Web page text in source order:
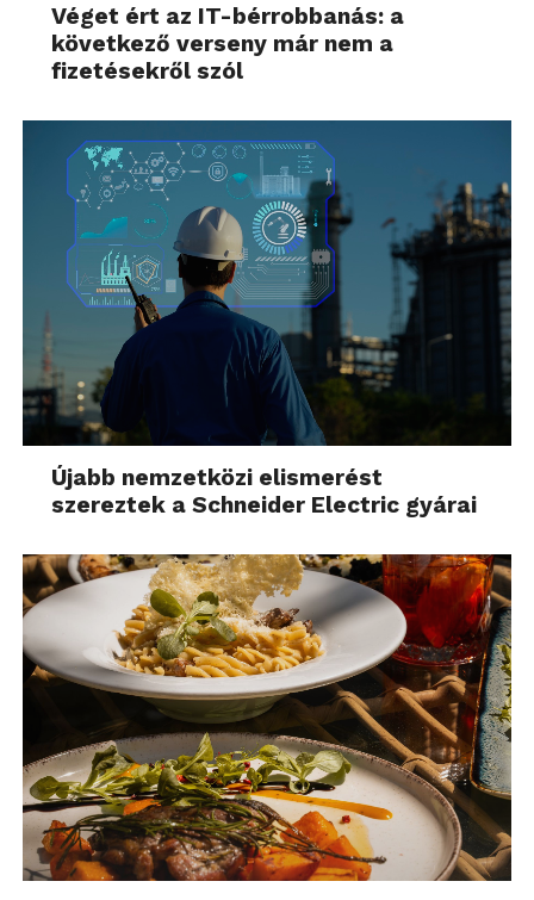
Véget ért az IT-bérrobbanás: a
következő verseny már nem a
fizetésekről szól
Újabb nemzetközi elismerést
szereztek a Schneider Electric gyárai